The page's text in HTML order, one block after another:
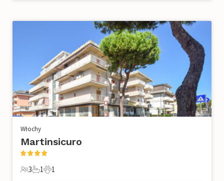
Włochy
Martinsicuro
3 Goście
3
1 Łazienka
1
1 Zwierzę domowe
1